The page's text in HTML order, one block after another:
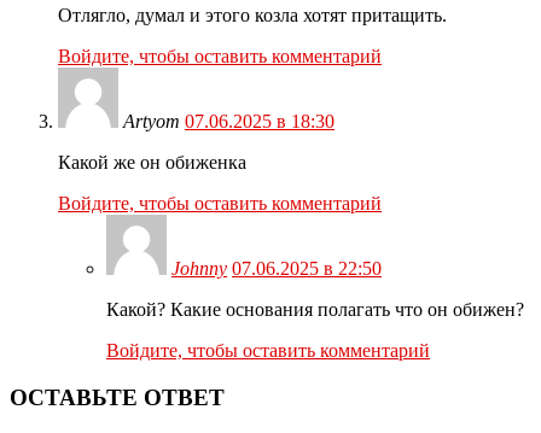
Отлягло, думал и этого козла хотят притащить.
Войдите, чтобы оставить комментарий
Artyom 07.06.2025 в 18:30
Какой же он обиженка
Войдите, чтобы оставить комментарий
Johnny 07.06.2025 в 22:50
Какой? Какие основания полагать что он обижен?
Войдите, чтобы оставить комментарий
ОСТАВЬТЕ ОТВЕТ